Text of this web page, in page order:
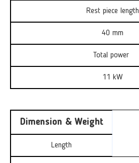
Rest piece length
40 mm
Total power
11 kW
Dimension & Weight
Length